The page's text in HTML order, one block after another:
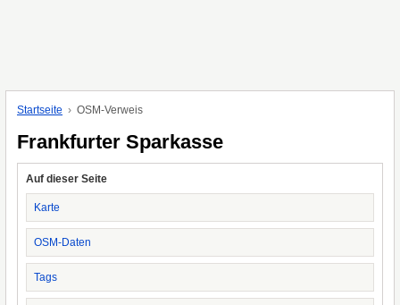
Startseite OSM-Verweis
Frankfurter Sparkasse
Auf dieser Seite
Karte
OSM-Daten
Tags